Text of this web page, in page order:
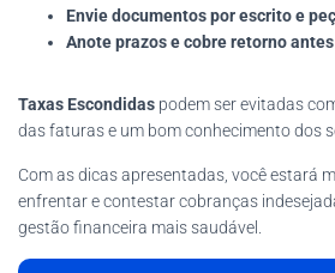
Envie documentos por escrito e
Anote prazos e cobre retorno
Taxas Escondidas podem ser evitadas
das faturas e um bom conhecimento dos
Com as dicas apresentadas, você estará
enfrentar e contestar cobranças
gestão financeira mais saudável.